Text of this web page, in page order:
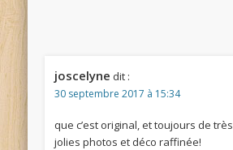
joscelyne dit :
30 septembre 2017 à 15:34
que c’est original, et toujours de très
jolies photos et déco raffinée!